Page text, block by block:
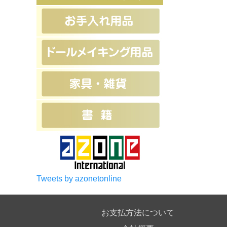
Tweets by azonetonline
お支払方法について